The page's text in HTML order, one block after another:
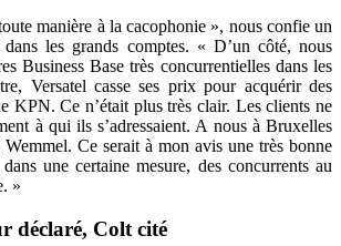
manière à la cacophonie », nous confie un
dans les grands comptes. « D’un côté, nous
Business Base très concurrentielles dans les
Versatel casse ses prix pour acquérir des
KPN. Ce n’était plus très clair. Les clients ne
à qui ils s’adressaient. A nous à Bruxelles
Ce serait à mon avis une très bonne
une certaine mesure, des concurrents au
»
déclaré, Colt cité